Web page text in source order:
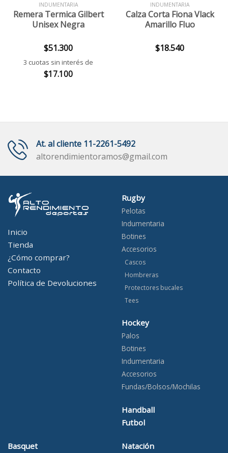
INDUMENTARIA
Remera Termica Gilbert
Unisex Negra
$51.300
3 cuotas sin interés de
$17.100
INDUMENTARIA
Calza Corta Fiona Vlack
Amarillo Fluo
$18.540
At. al cliente 11-2261-5492
altorendimientoramos@gmail.com
Inicio
Tienda
¿Cómo comprar?
Contacto
Política de Devoluciones
Rugby
Pelotas
Indumentaria
Botines
Accesorios
Cascos
Hombreras
Protectores bucales
Tees
Hockey
Palos
Botines
Indumentaria
Accesorios
Fundas/Bolsos/Mochilas
Handball
Futbol
Basquet Natación